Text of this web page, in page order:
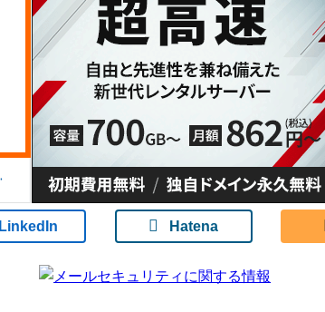
LinkedIn Hatena